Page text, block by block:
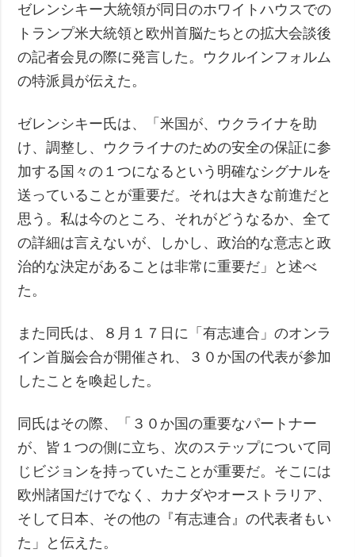
ゼレンシキー大統領が同日のホワイトハウスでの
トランプ米大統領と欧州首脳たちとの拡大会談後
の記者会見の際に発言した。ウクルインフォルム
の特派員が伝えた。
ゼレンシキー氏は、「米国が、ウクライナを助
け、調整し、ウクライナのための安全の保証に参
加する国々の１つになるという明確なシグナルを
送っていることが重要だ。それは大きな前進だと
思う。私は今のところ、それがどうなるか、全て
の詳細は言えないが、しかし、政治的な意志と政
治的な決定があることは非常に重要だ」と述べ
た。
また同氏は、８月１７日に「有志連合」のオンラ
イン首脳会合が開催され、３０か国の代表が参加
したことを喚起した。
同氏はその際、「３０か国の重要なパートナー
が、皆１つの側に立ち、次のステップについて同
じビジョンを持っていたことが重要だ。そこには
欧州諸国だけでなく、カナダやオーストラリア、
そして日本、その他の『有志連合』の代表者もい
た」と伝えた。